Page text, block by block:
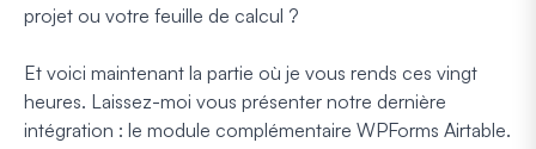
projet ou votre feuille de calcul ?
Et voici maintenant la partie où je vous rends ces vingt
heures. Laissez-moi vous présenter notre dernière
intégration : le module complémentaire WPForms Airtable.